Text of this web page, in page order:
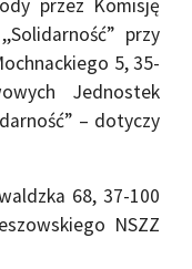
przez Komisję
przy
5, 35-
Jednostek
– dotyczy
68, 37-100
NSZZ